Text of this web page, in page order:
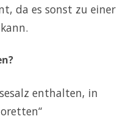
da es sonst zu einer
enthalten, in